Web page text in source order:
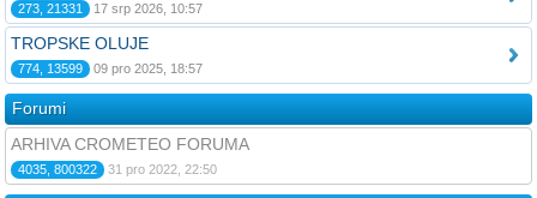
273, 21331 17 srp 2026, 10:57
TROPSKE OLUJE
774, 13599 09 pro 2025, 18:57
Forumi
ARHIVA CROMETEO FORUMA
4035, 800322 31 pro 2022, 22:50